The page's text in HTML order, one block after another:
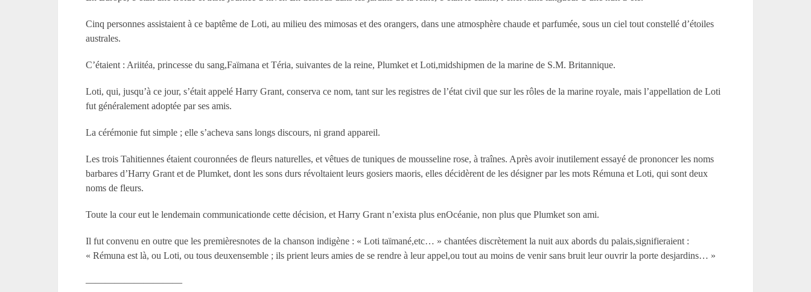
Cinq personnes assistaient à ce baptême de Loti, au milieu des mimosas et des orangers, dans une atmosphère chaude et parfumée, sous un ciel tout constellé d’étoiles
australes.
C’étaient : Ariitéa, princesse du sang,Faïmana et Téria, suivantes de la reine, Plumket et Loti,midshipmen de la marine de S.M. Britannique.
Loti, qui, jusqu’à ce jour, s’était appelé Harry Grant, conserva ce nom, tant sur les registres de l’état civil que sur les rôles de la marine royale, mais l’appellation de Loti
fut généralement adoptée par ses amis.
La cérémonie fut simple ; elle s’acheva sans longs discours, ni grand appareil.
Les trois Tahitiennes étaient couronnées de fleurs naturelles, et vêtues de tuniques de mousseline rose, à traînes. Après avoir inutilement essayé de prononcer les noms
barbares d’Harry Grant et de Plumket, dont les sons durs révoltaient leurs gosiers maoris, elles décidèrent de les désigner par les mots Rémuna et Loti, qui sont deux
noms de fleurs.
Toute la cour eut le lendemain communicationde cette décision, et Harry Grant n’exista plus enOcéanie, non plus que Plumket son ami.
Il fut convenu en outre que les premièresnotes de la chanson indigène : « Loti taïmané,etc… » chantées discrètement la nuit aux abords du palais,signifieraient :
« Rémuna est là, ou Loti, ou tous deuxensemble ; ils prient leurs amies de se rendre à leur appel,ou tout au moins de venir sans bruit leur ouvrir la porte desjardins… »
——————————